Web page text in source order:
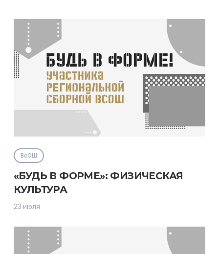
ВсОШ
«БУДЬ В ФОРМЕ»: ФИЗИЧЕСКАЯ
КУЛЬТУРА
23 июля